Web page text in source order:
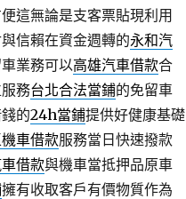
這無論是支客票貼現利用
信賴在資金週轉的永和汽
業務可以高雄汽車借款合
務台北合法當鋪的免留車
的24h當鋪提供好健康基礎
車借款服務當日快速撥款
借款與機車當抵押品原車
擁有收取客戶有價物質作為